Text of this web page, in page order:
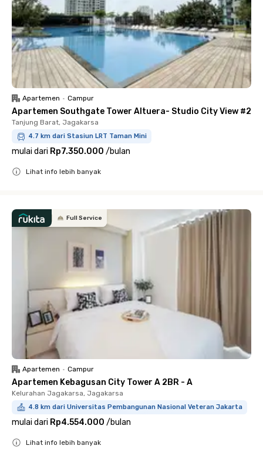
Apartemen • Campur
Apartemen Southgate Tower Altuera- Studio City View #2
Tanjung Barat, Jagakarsa
4.7 km dari Stasiun LRT Taman Mini
mulai dari Rp7.350.000 /bulan
Lihat info lebih banyak
Full Service
Apartemen • Campur
Apartemen Kebagusan City Tower A 2BR - A
Kelurahan Jagakarsa, Jagakarsa
4.8 km dari Universitas Pembangunan Nasional Veteran Jakarta
mulai dari Rp4.554.000 /bulan
Lihat info lebih banyak